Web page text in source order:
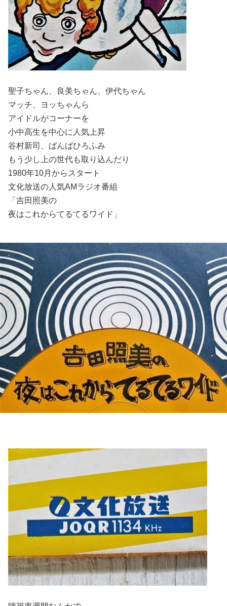
聖子ちゃん、良美ちゃん、伊代ちゃん
マッチ、ヨッちゃんら
アイドルがコーナーを
小中高生を中心に人気上昇
谷村新司、ばんばひろふみ
もう少し上の世代も取り込んだり
1980年10月からスタート
文化放送の人気AMラジオ番組
「吉田照美の
夜はこれからてるてるワイド」